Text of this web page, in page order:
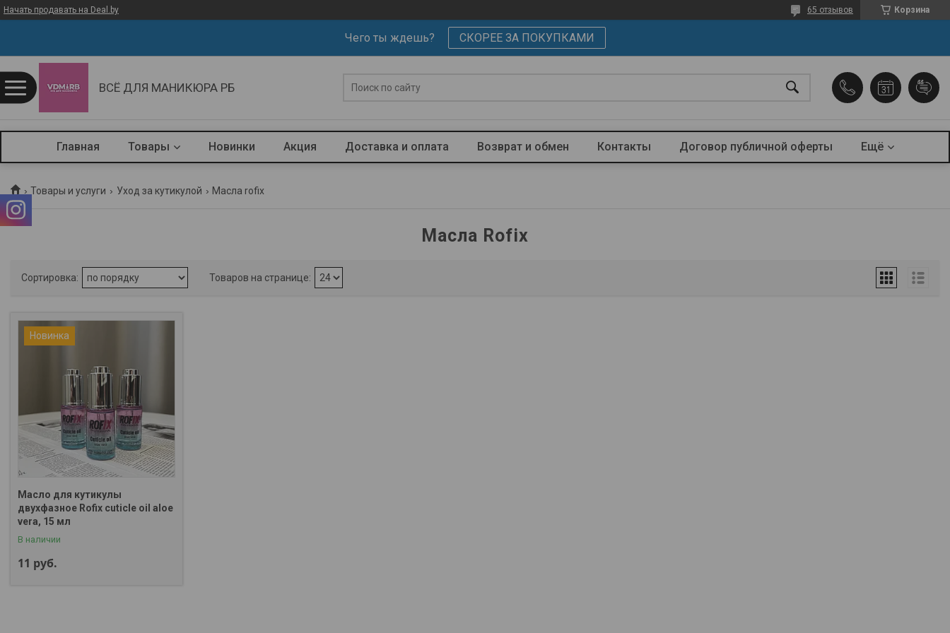
Начать продавать на Deal.by Корзина
65 отзывов
Чего ты ждешь? СКОРЕЕ ЗА ПОКУПКАМИ
ВСЁ ДЛЯ МАНИКЮРА РБ
Главная Товары Новинки Акция Доставка и оплата Возврат и обмен Контакты Договор публичной оферты Ещё
Товары и услуги Уход за кутикулой Масла rofix
Масла Rofix
Новинка
Масло для кутикулы
двухфазное Rofix cuticle oil aloe
vera, 15 мл
В наличии
11 руб.